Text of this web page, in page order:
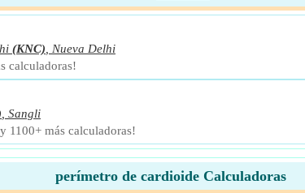
(KNC)
Nueva Delhi
calculadoras!
Sangli
1100+ más calculadoras!
perímetro de cardioide Calculadoras